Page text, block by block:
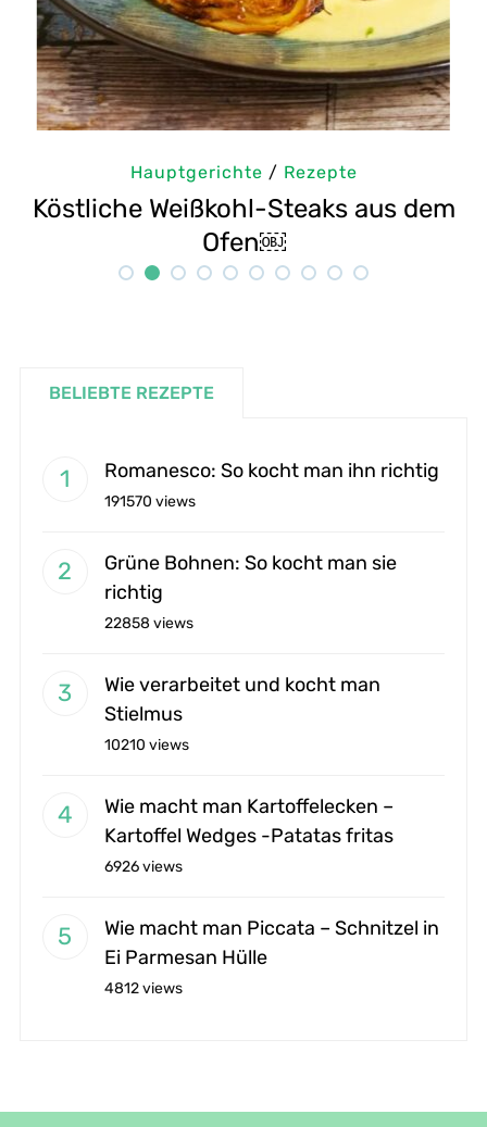
Hauptgerichte/Rezepte
Selbstgemachte Tahini: Sesampaste
Rezept
BELIEBTE REZEPTE
Romanesco: So kocht man ihn richtig
191570 views
Grüne Bohnen: So kocht man sie
richtig
22858 views
Wie verarbeitet und kocht man
Stielmus
10210 views
Wie macht man Kartoffelecken –
Kartoffel Wedges -Patatas fritas
6926 views
Wie macht man Piccata – Schnitzel in
Ei Parmesan Hülle
4812 views